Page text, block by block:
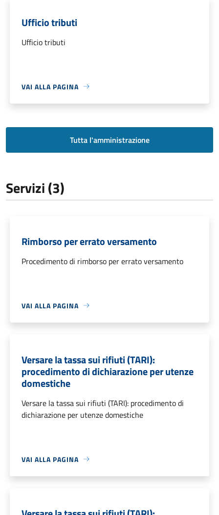
Ufficio tributi
Ufficio tributi
VAI ALLA PAGINA
Tutta l'amministrazione
Servizi (3)
Rimborso per errato versamento
Procedimento di rimborso per errato versamento
VAI ALLA PAGINA
Versare la tassa sui rifiuti (TARI):
procedimento di dichiarazione per utenze
domestiche
Versare la tassa sui rifiuti (TARI): procedimento di
dichiarazione per utenze domestiche
VAI ALLA PAGINA